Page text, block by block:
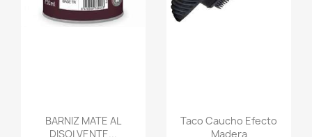
BARNIZ MATE AL
DISOLVENTE...
Taco Caucho Efecto
Madera